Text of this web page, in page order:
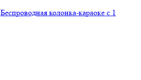
Беспроводная колонка-караоке с 1